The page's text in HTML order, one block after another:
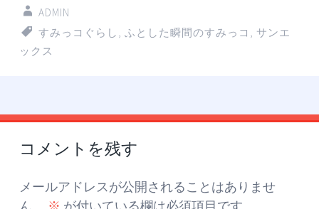
ADMIN
すみっコぐらし
ふとした瞬間のすみっコ
サンエ
ックス
投
稿
ナ
ビ
ゲ
←
→
コメントを残す
メールアドレスが公開されることはありませ
ん。
※ が付いている欄は必須項目です